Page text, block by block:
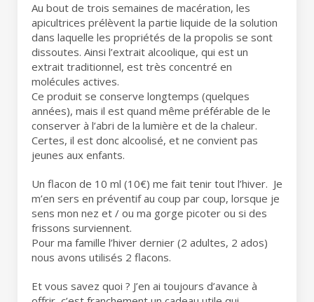
Au bout de trois semaines de macération, les
apicultrices prélèvent la partie liquide de la solution
dans laquelle les propriétés de la propolis se sont
dissoutes. Ainsi l’extrait alcoolique, qui est un
extrait traditionnel, est très concentré en
molécules actives.
Ce produit se conserve longtemps (quelques
années), mais il est quand même préférable de le
conserver à l’abri de la lumière et de la chaleur.
Certes, il est donc alcoolisé, et ne convient pas
jeunes aux enfants.
Un flacon de 10 ml (10€) me fait tenir tout l’hiver. Je
m’en sers en préventif au coup par coup, lorsque je
sens mon nez et / ou ma gorge picoter ou si des
frissons surviennent.
Pour ma famille l’hiver dernier (2 adultes, 2 ados)
nous avons utilisés 2 flacons.
Et vous savez quoi ? J’en ai toujours d’avance à